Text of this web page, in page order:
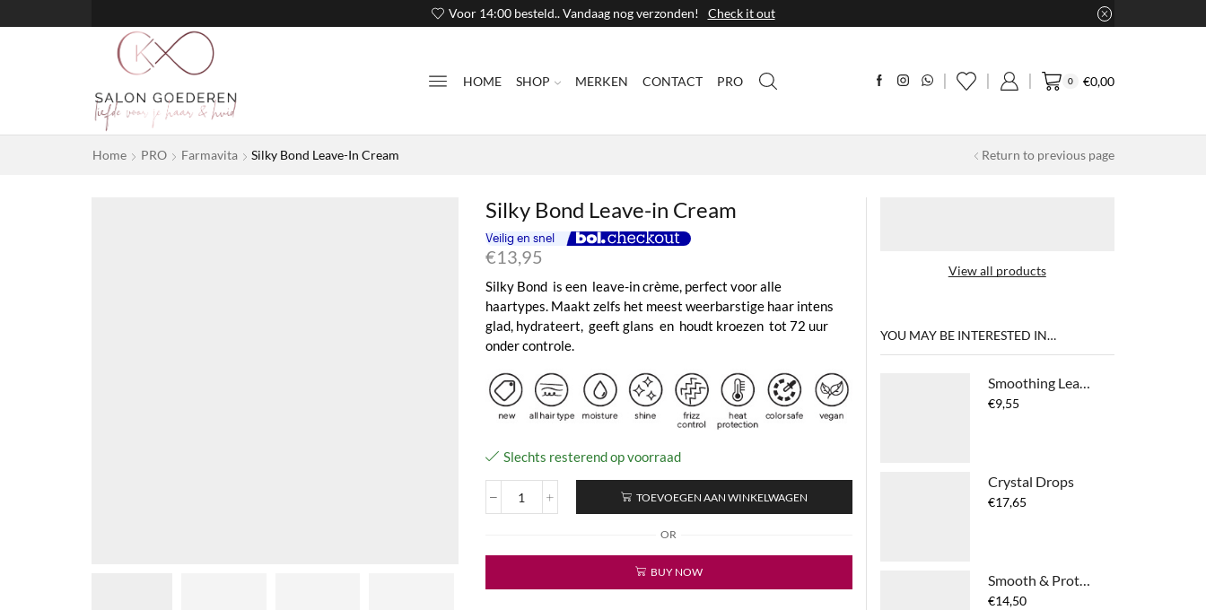
Voor 14:00 besteld.. Vandaag nog verzonden! Check it out
HOME SHOP MERKEN CONTACT PRO 0 €0,00
Home PRO Farmavita Silky Bond Leave-In Cream Return to previous page
Silky Bond Leave-in Cream
€13,95
Silky Bond is een leave-in crème, perfect voor alle
haartypes. Maakt zelfs het meest weerbarstige haar intens
glad, hydrateert, geeft glans en houdt kroezen tot 72 uur
onder controle.
Slechts resterend op voorraad
Silky
in
aantal
TOEVOEGEN AAN WINKELWAGEN
OR
BUY NOW
View all products
YOU MAY BE INTERESTED IN…
Smoothing Leave-in Cream
€9,55
Crystal Drops
€17,65
Smooth & Protect Spray
€14,50